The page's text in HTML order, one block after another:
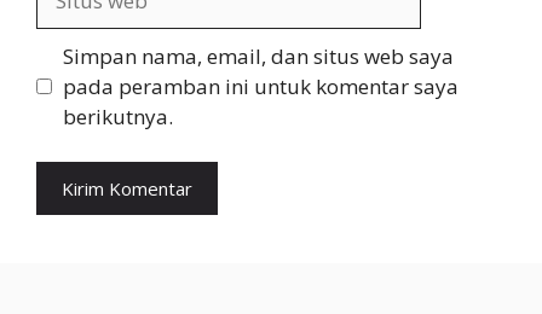
web
Simpan nama, email, dan situs web saya
pada peramban ini untuk komentar saya
berikutnya.